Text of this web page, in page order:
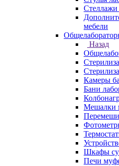
Стеллажи
мебели
Назад
Камеры
Бани
Мешалки
Шкафы
Печи